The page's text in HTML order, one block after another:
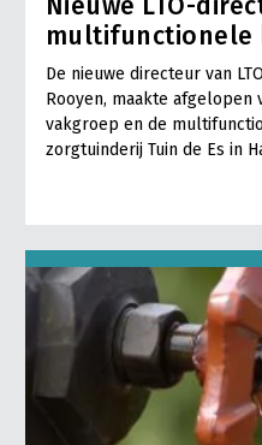
multifunctionele
De nieuwe directeur van
Rooyen, maakte afgelopen
vakgroep en de
zorgtuinderij Tuin de Es in